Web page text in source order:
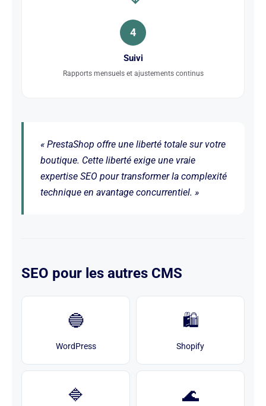
4
Suivi
Rapports mensuels et ajustements continus
« PrestaShop offre une liberté totale sur votre
boutique. Cette liberté exige une vraie
expertise SEO pour transformer la complexité
technique en avantage concurrentiel. »
SEO pour les autres CMS
🔵
WordPress
🛍️
Shopify
🔷 🌊